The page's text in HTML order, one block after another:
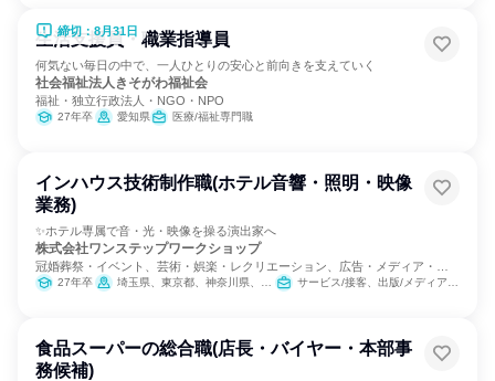
締切：8月31日
生活支援員・職業指導員
何気ない毎日の中で、一人ひとりの安心と前向きを支えていく
社会福祉法人きそがわ福祉会
福祉・独立行政法人・NGO・NPO
27年卒 愛知県 医療/福祉専門職
インハウス技術制作職(ホテル音響・照明・映像
業務)
✨ホテル専属で音・光・映像を操る演出家へ
株式会社ワンステップワークショップ
冠婚葬祭・イベント、芸術・娯楽・レクリエーション、広告・メディア・マ
スコミ27年卒 埼玉県、東京都、神奈川県、福岡県 サービス/接客、出版/メディア/芸能/エンタメ専門職
食品スーパーの総合職(店長・バイヤー・本部事
務候補)